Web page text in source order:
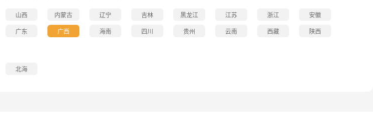
山西 内蒙古 辽宁 吉林 黑龙江 江苏 浙江 安徽
广东 广西 海南 四川 贵州 云南 西藏 陕西
北海